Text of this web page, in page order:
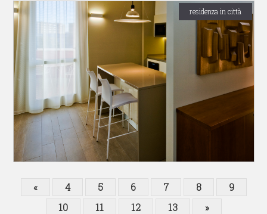
residenza in città
« 4 5 6 7 8
9
10
11 12 13 »